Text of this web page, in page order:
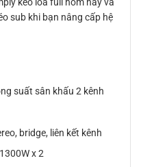
sub khi bạn nâng cấp hệ
suất sân khấu 2 kênh
bridge, liên kết kênh
x 2